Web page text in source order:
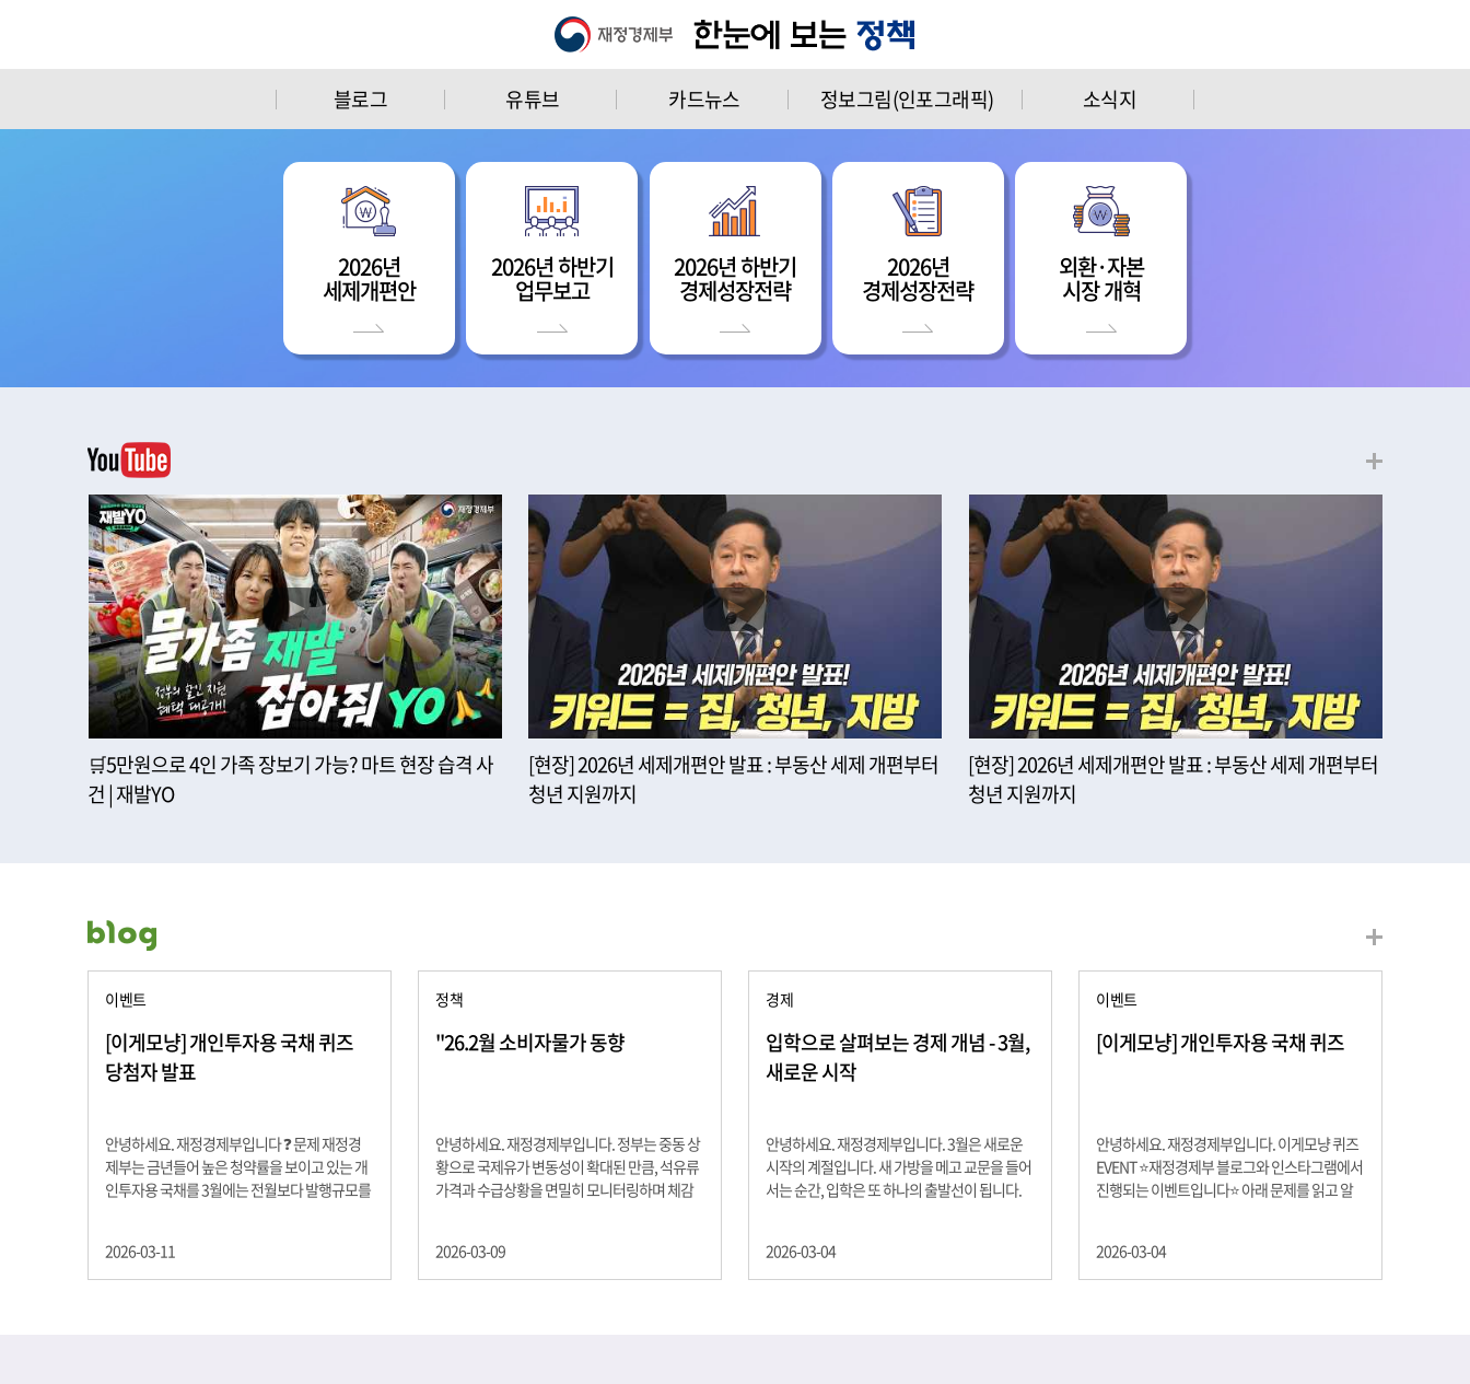
블로그 유튜브 카드뉴스 정보그림(인포그래픽) 소식지
2026년
세제개편안
2026년 하반기
업무보고
2026년 하반기
경제성장전략
2026년
경제성장전략
외환·자본
시장 개혁
🛒5만원으로 4인 가족 장보기 가능? 마트 현장 습격 사
건 | 재발YO
[현장] 2026년 세제개편안 발표 : 부동산 세제 개편부터
청년 지원까지
[현장] 2026년 세제개편안 발표 : 부동산 세제 개편부터
청년 지원까지
이벤트
[이게모냥] 개인투자용 국채 퀴즈
당첨자 발표
안녕하세요. 재정경제부입니다 ❓ 문제 재정경
제부는 금년들어 높은 청약률을 보이고 있는 개
인투자용 국채를 3월에는 전월보다 발행규모를
년물 900억원, 20년물 300억원입니다. 그렇다
면 3월 개인투자용 국채의 총 발행 예정 금액은
2026-03-11
정책
"26.2월 소비자물가 동향
안녕하세요. 재정경제부입니다. 정부는 중동 상
황으로 국제유가 변동성이 확대된 만큼, 석유류
가격과 수급상황을 면밀히 모니터링하며 체감
고 추세적 흐름을 보여주는 근원물가는 2.3% 상
승 향후 지정학적 요인, 기상여건 등 불확실성이
2026-03-09
경제
입학으로 살펴보는 경제 개념 - 3월,
새로운 시작
안녕하세요. 재정경제부입니다. 3월은 새로운
시작의 계절입니다. 새 가방을 메고 교문을 들어
서는 순간, 입학은 또 하나의 출발선이 됩니다.
음이기도 합니다. 입학이라는 순간을 경제의 시
각으로 바라보면, 우리는 한 가지 중요한 개념을
2026-03-04
이벤트
[이게모냥] 개인투자용 국채 퀴즈
안녕하세요. 재정경제부입니다. 이게모냥 퀴즈
EVENT ⭐재정경제부 블로그와 인스타그램에서
진행되는 이벤트입니다⭐ 아래 문제를 읽고 알
자용 국채를 3월에는 전월보다 발행규모를 100
억원 확대합니다. 2026년 3월에 발행 예정인 ⎾
2026-03-04